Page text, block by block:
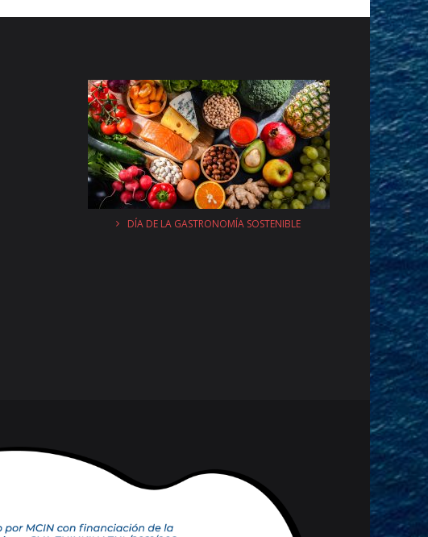
DÍA DE LA GASTRONOMÍA SOSTENIBLE